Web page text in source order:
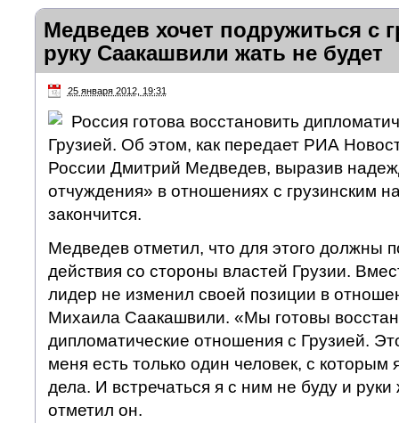
Медведев хочет подружиться с
руку Саакашвили жать не будет
25 января 2012, 19:31
Россия готова восстановить
Грузией. Об этом, как передает РИА
России Дмитрий Медведев, выразив
отчуждения» в отношениях с грузинским
закончится.
Медведев отметил, что для этого должны
действия со стороны властей Грузии.
лидер не изменил своей позиции в
Михаила Саакашвили. «Мы готовы
дипломатические отношения с Грузией.
меня есть только один человек, с которым
дела. И встречаться я с ним не буду и
отметил он.